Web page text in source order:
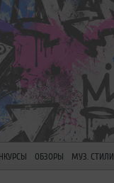
ОБЗОРЫ МУЗ. СТИЛИ